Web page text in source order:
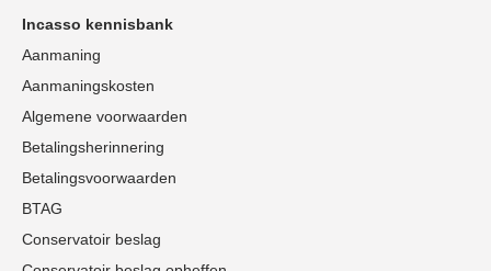
Incasso kennisbank
Aanmaning
Aanmaningskosten
Algemene voorwaarden
Betalingsherinnering
Betalingsvoorwaarden
BTAG
Conservatoir beslag